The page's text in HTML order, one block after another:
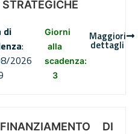
di
:
2026
Giorni
alla
scadenza:
3
Maggiori
dettagli
DI